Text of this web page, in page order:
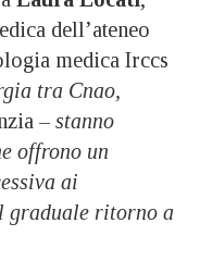
dell’ateneo
medica Irccs
tra Cnao,
– stanno
offrono un
ai
graduale ritorno a